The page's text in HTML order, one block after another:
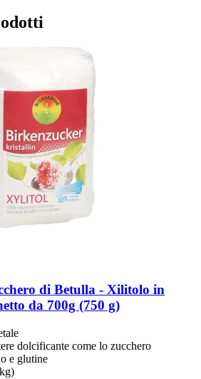
di Betulla -​ Xilitolo in
da 700g (750 g)
dolcificante come lo zucchero
e glutine